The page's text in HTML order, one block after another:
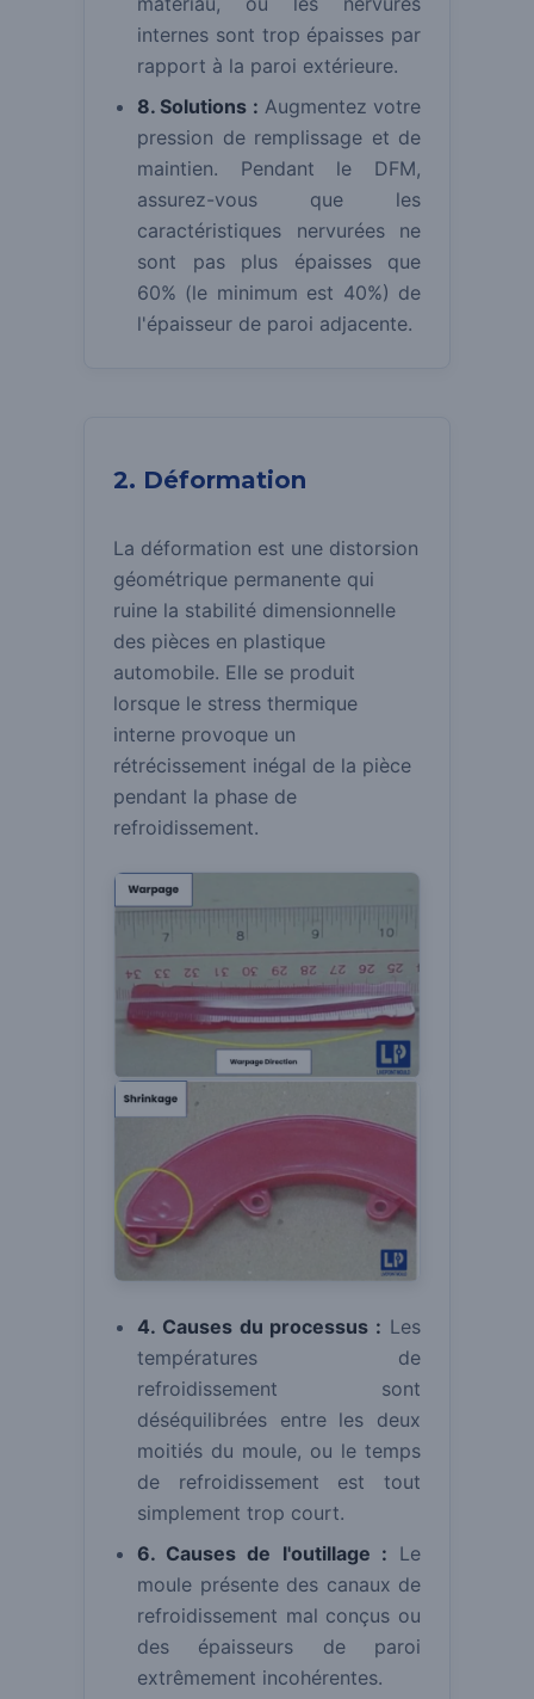
internes sont trop épaisses par
rapport à la paroi extérieure.
8. Solutions : Augmentez votre
pression de remplissage et de
maintien. Pendant le DFM,
assurez-vous que les
caractéristiques nervurées ne
sont pas plus épaisses que
60% (le minimum est 40%) de
l'épaisseur de paroi adjacente.
2. Déformation
La déformation est une distorsion
géométrique permanente qui
ruine la stabilité dimensionnelle
des pièces en plastique
automobile. Elle se produit
lorsque le stress thermique
interne provoque un
rétrécissement inégal de la pièce
pendant la phase de
refroidissement.
4. Causes du processus : Les
températures de
refroidissement sont
déséquilibrées entre les deux
moitiés du moule, ou le temps
de refroidissement est tout
simplement trop court.
6. Causes de l'outillage : Le
moule présente des canaux de
refroidissement mal conçus ou
des épaisseurs de paroi
extrêmement incohérentes.